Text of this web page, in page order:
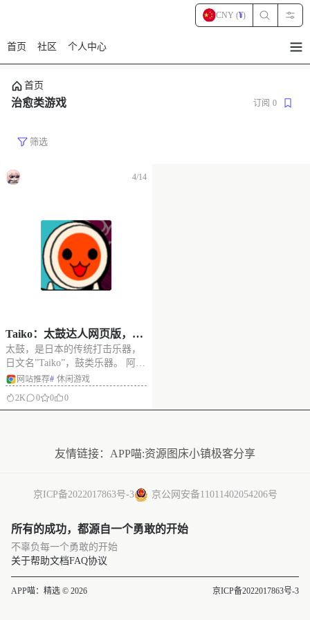
首页 社区 个人中心
CNY (¥)
首页
治愈类游戏 订阅 0
筛选
4/14
Taiko：太鼓达人网页版，在
线玩Switch音乐节奏打击游
戏
太鼓，是日本的传统打击乐器，
日文名”Taiko”，鼓类乐器。 阿喵
试了一下这个在线版本的太鼓达
操作简单，配置了可爱的动漫音
行选择喜欢音乐，而且！还可以
网站推荐# 休闲游戏
2K
0 0 0
友情链接： APP喵:资源 图床小镇极客分享
京ICP备2022017863号-3 京公网安备11011402054206号
所有的成功，都源自一个勇敢的开始
不辜负每一个勇敢的开始
关于帮助文档FAQ协议
APP喵：精选 © 2026 京ICP备2022017863号-3